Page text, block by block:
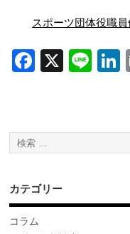
スポーツ団体役職
F
b
o
k
X Li
カテゴリー
コラム